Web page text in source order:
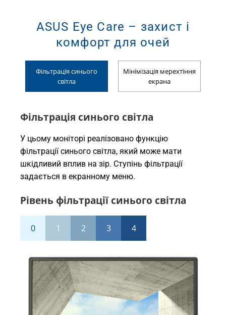
ASUS Eye Care – захист і
комфорт для очей
Фільтрація синього
світла
Мінімізація мерехтіння
екрана
Фільтрація синього світла
У цьому моніторі реалізовано функцію
фільтрації синього світла, який може мати
шкідливий вплив на зір. Ступінь фільтрації
задається в екранному меню.
Рівень фільтрації синього світла
0 1 2 3 4